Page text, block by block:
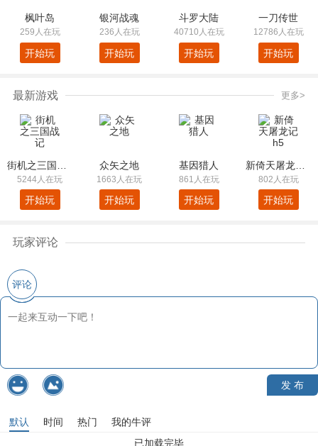
枫叶岛
259人在玩
开始玩
银河战魂
236人在玩
开始玩
斗罗大陆
40710人在玩
开始玩
一刀传世
12786人在玩
开始玩
最新游戏 更多>
5244人在玩
开始玩
众矢之地
1663人在玩
开始玩
基因猎人
861人在玩
开始玩
802人在玩
开始玩
玩家评论
评论
发 布
默认 时间 热门
我的牛评
已加载完毕